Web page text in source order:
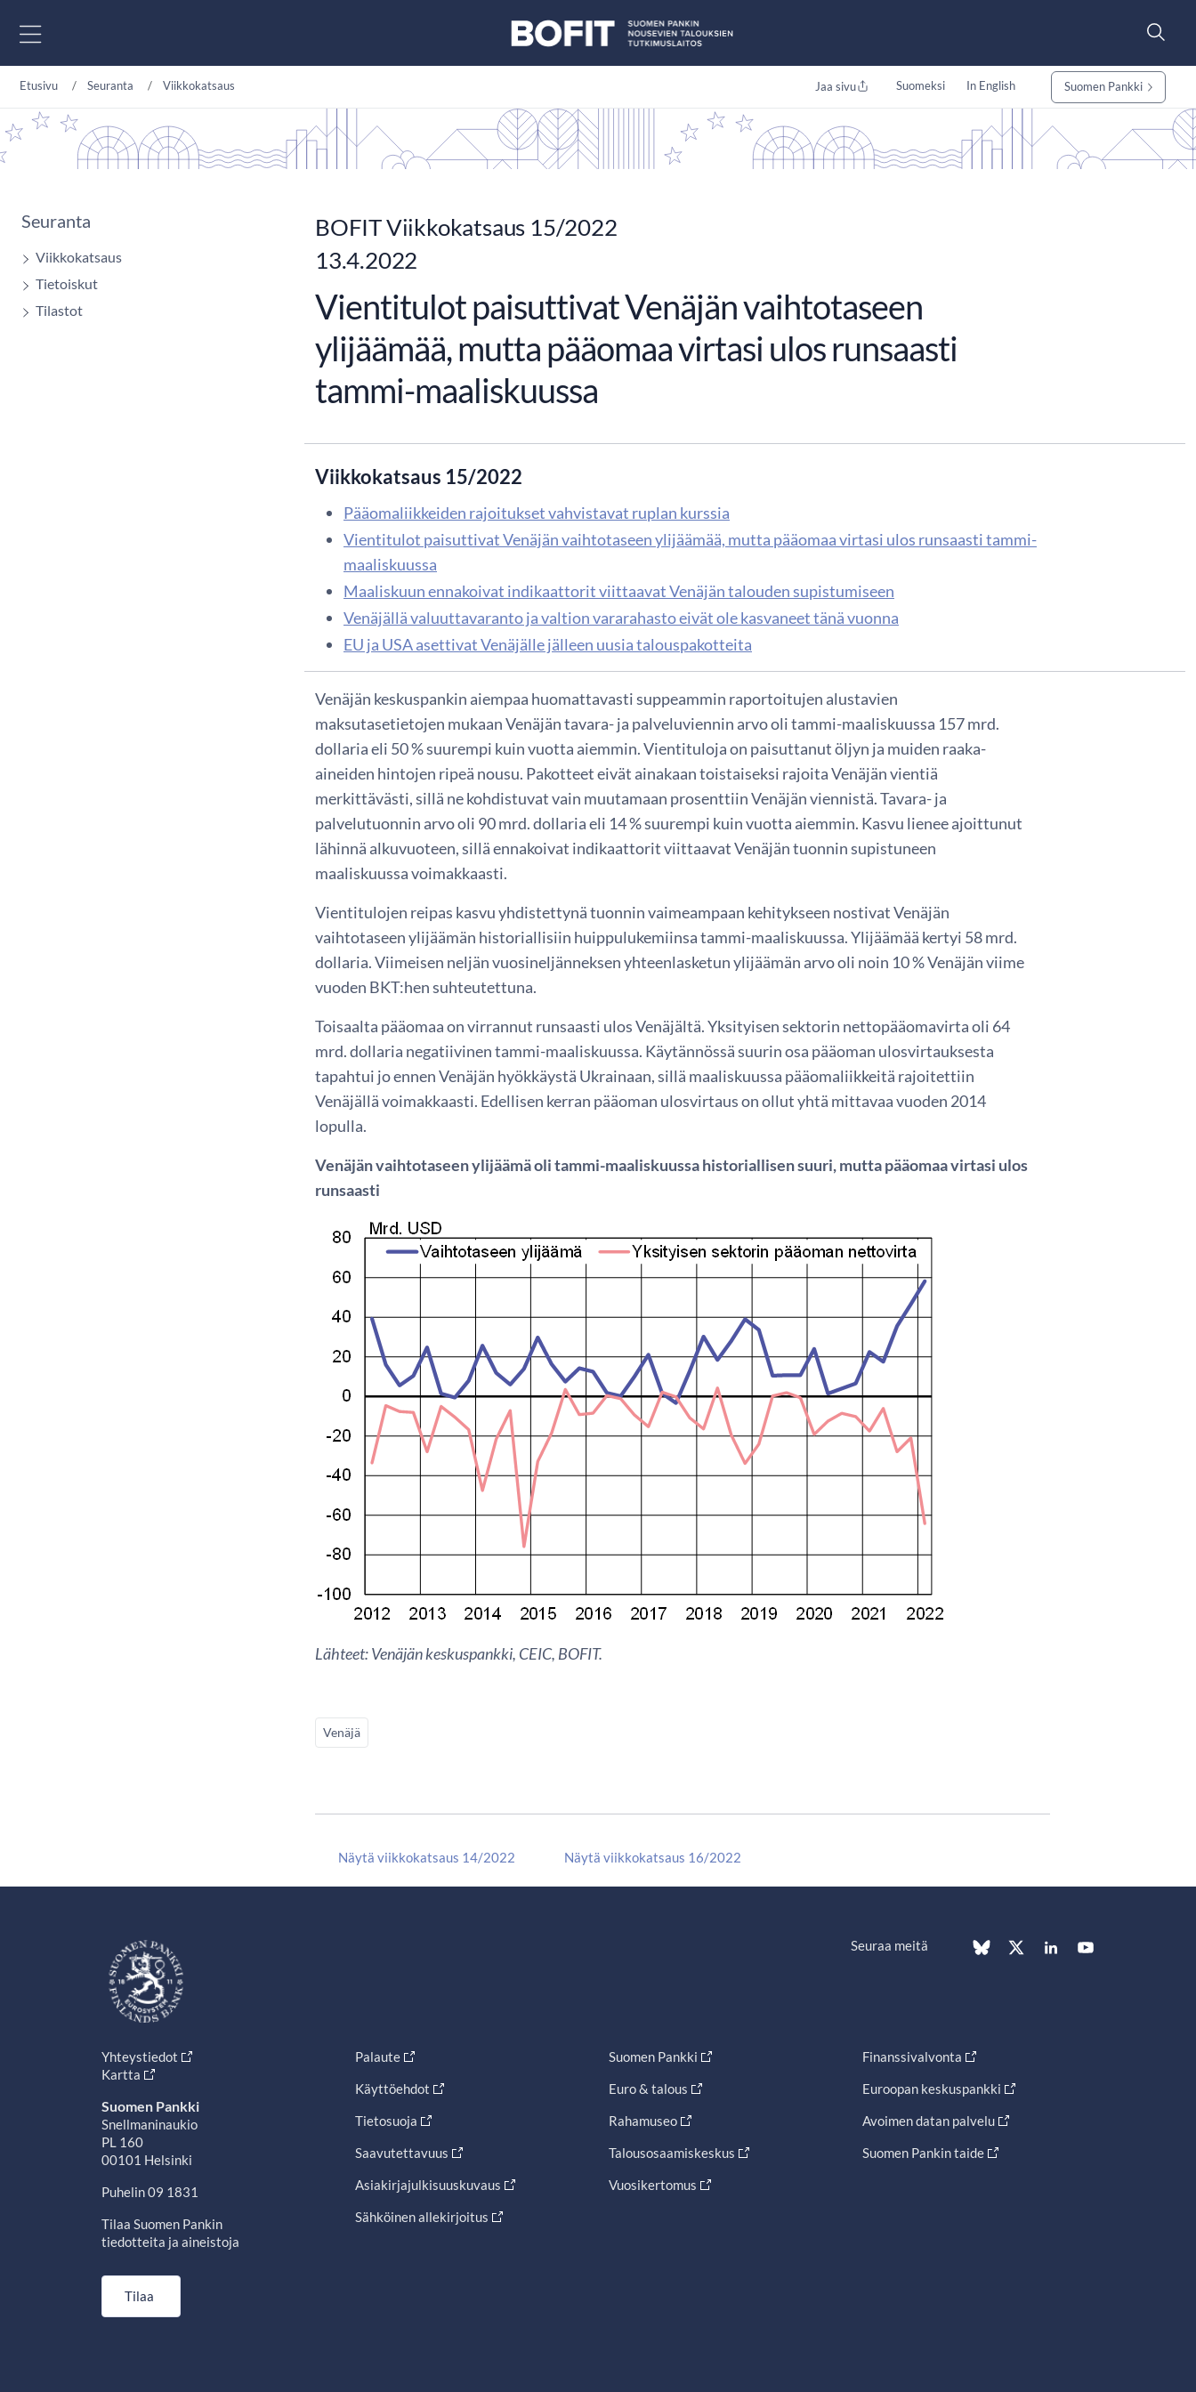
Etusivu Seuranta Viikkokatsaus Jaa sivu Suomeksi In English Suomen Pankki
Seuranta
Viikkokatsaus
Tietoiskut
Tilastot
BOFIT Viikkokatsaus 15/2022
13.4.2022
Vientitulot paisuttivat Venäjän vaihtotaseen
ylijäämää, mutta pääomaa virtasi ulos runsaasti
tammi-maaliskuussa
Viikkokatsaus 15/2022
Pääomaliikkeiden rajoitukset vahvistavat ruplan kurssia
Vientitulot paisuttivat Venäjän vaihtotaseen ylijäämää, mutta pääomaa virtasi ulos runsaasti tammi-
maaliskuussa
Maaliskuun ennakoivat indikaattorit viittaavat Venäjän talouden supistumiseen
Venäjällä valuuttavaranto ja valtion vararahasto eivät ole kasvaneet tänä vuonna
EU ja USA asettivat Venäjälle jälleen uusia talouspakotteita
Venäjän keskuspankin aiempaa huomattavasti suppeammin raportoitujen alustavien
maksutasetietojen mukaan Venäjän tavara- ja palveluviennin arvo oli tammi-maaliskuussa 157 mrd.
dollaria eli 50 % suurempi kuin vuotta aiemmin. Vientituloja on paisuttanut öljyn ja muiden raaka-
aineiden hintojen ripeä nousu. Pakotteet eivät ainakaan toistaiseksi rajoita Venäjän vientiä
merkittävästi, sillä ne kohdistuvat vain muutamaan prosenttiin Venäjän viennistä. Tavara- ja
palvelutuonnin arvo oli 90 mrd. dollaria eli 14 % suurempi kuin vuotta aiemmin. Kasvu lienee ajoittunut
lähinnä alkuvuoteen, sillä ennakoivat indikaattorit viittaavat Venäjän tuonnin supistuneen
maaliskuussa voimakkaasti.
Vientitulojen reipas kasvu yhdistettynä tuonnin vaimeampaan kehitykseen nostivat Venäjän
vaihtotaseen ylijäämän historiallisiin huippulukemiinsa tammi-maaliskuussa. Ylijäämää kertyi 58 mrd.
dollaria. Viimeisen neljän vuosineljänneksen yhteenlasketun ylijäämän arvo oli noin 10 % Venäjän viime
vuoden BKT:hen suhteutettuna.
Toisaalta pääomaa on virrannut runsaasti ulos Venäjältä. Yksityisen sektorin nettopääomavirta oli 64
mrd. dollaria negatiivinen tammi-maaliskuussa. Käytännössä suurin osa pääoman ulosvirtauksesta
tapahtui jo ennen Venäjän hyökkäystä Ukrainaan, sillä maaliskuussa pääomaliikkeitä rajoitettiin
Venäjällä voimakkaasti. Edellisen kerran pääoman ulosvirtaus on ollut yhtä mittavaa vuoden 2014
lopulla.
Venäjän vaihtotaseen ylijäämä oli tammi-maaliskuussa historiallisen suuri, mutta pääomaa virtasi ulos
runsaasti
Lähteet: Venäjän keskuspankki, CEIC, BOFIT.
Venäjä
Näytä viikkokatsaus 14/2022 Näytä viikkokatsaus 16/2022
Seuraa meitä
Yhteystiedot
Kartta
Suomen Pankki
Snellmaninaukio
PL 160
00101 Helsinki
Puhelin 09 1831
Tilaa Suomen Pankin
tiedotteita ja aineistoja
Tilaa
Palaute
Käyttöehdot
Tietosuoja
Saavutettavuus
Asiakirjajulkisuuskuvaus
Sähköinen allekirjoitus
Suomen Pankki
Euro & talous
Rahamuseo
Talousosaamiskeskus
Vuosikertomus
Finanssivalvonta
Euroopan keskuspankki
Avoimen datan palvelu
Suomen Pankin taide